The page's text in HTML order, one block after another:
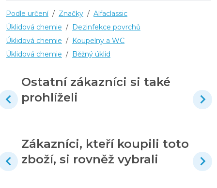
Podle určení / Značky / Alfaclassic
Úklidová chemie / Dezinfekce povrchů
Úklidová chemie / Koupelny a WC
Úklidová chemie / Běžný úklid
Ostatní zákazníci si také
prohlíželi
Zákazníci, kteří koupili toto
zboží, si rovněž vybrali